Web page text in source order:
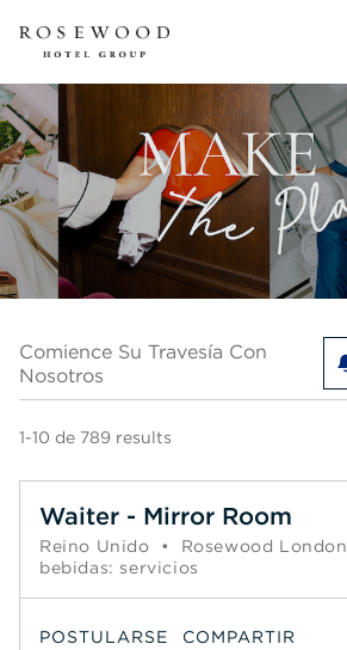
Comience Su Travesía Con
Nosotros
1-10 de 789 results
Waiter - Mirror Room
Reino Unido • Rosewood London
bebidas: servicios
POSTULARSE COMPARTIR